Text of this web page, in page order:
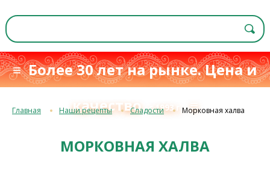
≡ Более 30 лет на рынке. Цена и
качествос 1993 г.≡
Главная Наши рецепты Сладости Морковная халва
МОРКОВНАЯ ХАЛВА